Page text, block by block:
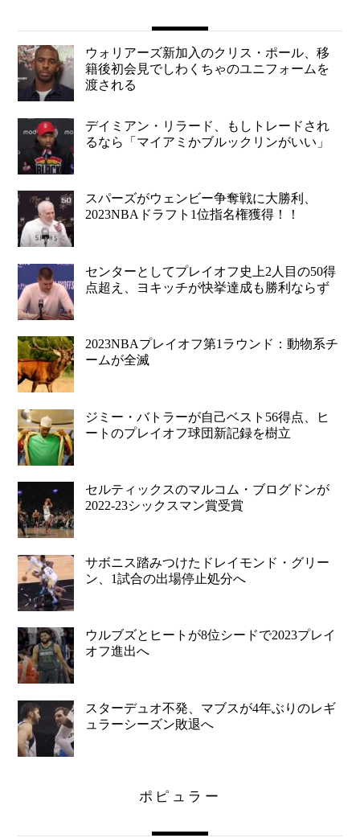
ウォリアーズ新加入のクリス・ポール、移
籍後初会見でしわくちゃのユニフォームを
渡される
デイミアン・リラード、もしトレードされ
るなら「マイアミかブルックリンがいい」
スパーズがウェンビー争奪戦に大勝利、
2023NBAドラフト1位指名権獲得！！
センターとしてプレイオフ史上2人目の50得
点超え、ヨキッチが快挙達成も勝利ならず
2023NBAプレイオフ第1ラウンド：動物系チ
ームが全滅
ジミー・バトラーが自己ベスト56得点、ヒ
ートのプレイオフ球団新記録を樹立
セルティックスのマルコム・ブログドンが
2022-23シックスマン賞受賞
サボニス踏みつけたドレイモンド・グリー
ン、1試合の出場停止処分へ
ウルブズとヒートが8位シードで2023プレイ
オフ進出へ
スターデュオ不発、マブスが4年ぶりのレギ
ュラーシーズン敗退へ
ポピュラー